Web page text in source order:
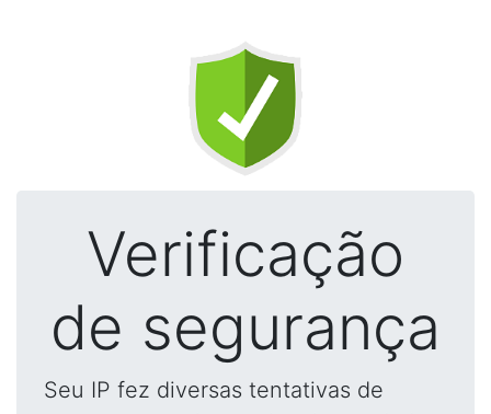
Verificação
de segurança
Seu IP fez diversas tentativas de